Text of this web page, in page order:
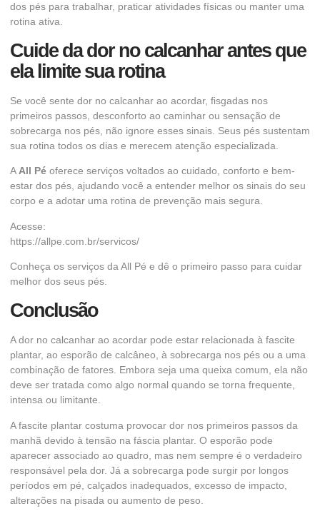
dos pés para trabalhar, praticar atividades físicas ou manter uma
rotina ativa.
Cuide da dor no calcanhar antes que
ela limite sua rotina
Se você sente dor no calcanhar ao acordar, fisgadas nos
primeiros passos, desconforto ao caminhar ou sensação de
sobrecarga nos pés, não ignore esses sinais. Seus pés sustentam
sua rotina todos os dias e merecem atenção especializada.
AAll Pé oferece serviços voltados ao cuidado, conforto e bem-
estar dos pés, ajudando você a entender melhor os sinais do seu
corpo e a adotar uma rotina de prevenção mais segura.
Acesse:
https://allpe.com.br/servicos/
Conheça os serviços da All Pé e dê o primeiro passo para cuidar
melhor dos seus pés.
Conclusão
A dor no calcanhar ao acordar pode estar relacionada à fascite
plantar, ao esporão de calcâneo, à sobrecarga nos pés ou a uma
combinação de fatores. Embora seja uma queixa comum, ela não
deve ser tratada como algo normal quando se torna frequente,
intensa ou limitante.
A fascite plantar costuma provocar dor nos primeiros passos da
manhã devido à tensão na fáscia plantar. O esporão pode
aparecer associado ao quadro, mas nem sempre é o verdadeiro
responsável pela dor. Já a sobrecarga pode surgir por longos
períodos em pé, calçados inadequados, excesso de impacto,
alterações na pisada ou aumento de peso.